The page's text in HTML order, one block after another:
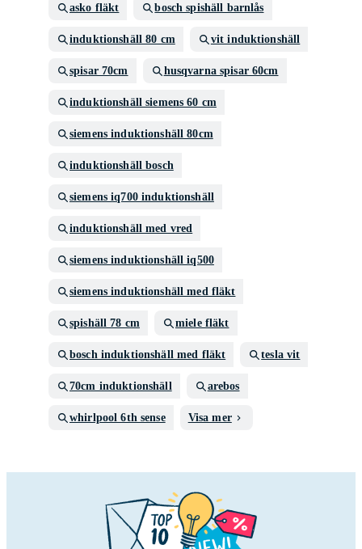
asko fläkt bosch spishäll barnlås
induktionshäll 80 cm vit induktionshäll
spisar 70cm husqvarna spisar 60cm
induktionshäll siemens 60 cm
siemens induktionshäll 80cm
induktionshäll bosch
siemens iq700 induktionshäll
induktionshäll med vred
siemens induktionshäll iq500
siemens induktionshäll med fläkt
spishäll 78 cm miele fläkt
bosch induktionshäll med fläkt tesla vit
70cm induktionshäll arebos
whirlpool 6th sense Visa mer